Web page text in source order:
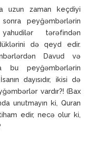
uzun zaman keçdiyi
sonra peyğəmbərlərin
tərəfindən
də qeyd edir.
Davud və
bu peyğəmbərlərin
dayısıdır, ikisi də
vardır?! (Bax
unutmayın ki, Quran
edir, necə olur ki,